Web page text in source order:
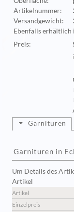
Artikelnummer:
Versandgewicht:
Ebenfalls erhältlich
Preis:
Garnituren
Garnituren in
Um Details des
Artikel
Artikel
Einzelpreis